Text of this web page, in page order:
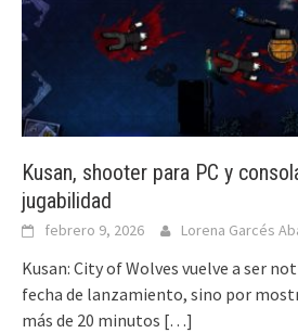
Kusan, shooter para PC y
jugabilidad
febrero 9, 2026 Lorena Garcés
Kusan: City of Wolves vuelve a ser
fecha de lanzamiento, sino por
más de 20 minutos […]